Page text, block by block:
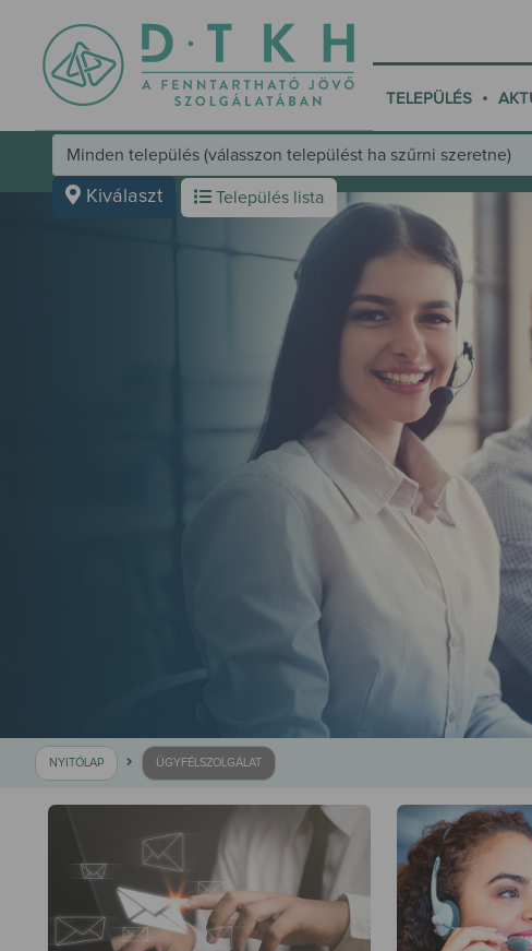
TELEPÜLÉS •
Kiválaszt Település lista
NYITÓLAP ÜGYFÉLSZOLGÁLAT